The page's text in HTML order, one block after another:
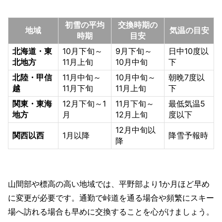
地域
初雪の平均
時期
交換時期の
目安
気温の目安
北海道・東
北地方
10月下旬～
11月上旬
9月下旬～
10月中旬
日中10度以
下
北陸・甲信
越
11月中旬～
11月下旬
10月中旬～
11月上旬
朝晩7度以
下
関東・東海
地方
12月下旬～1
月
11月下旬～
12月上旬
最低気温5
度以下
関西以西 1月以降
12月中旬以
降
降雪予報時
山間部や標高の高い地域では、平野部より1か月ほど早め
に変更が必要です。通勤で峠道を通る場合や頻繁にスキー
場へ訪れる場合も早めに交換することを心がけましょう。